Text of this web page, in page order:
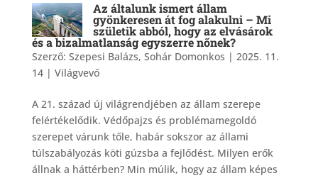
Az általunk ismert állam
gyönkeresen át fog alakulni – Mi
születik abból, hogy az elvásárok
és a bizalmatlanság egyszerre nőnek?
Szerző: Szepesi Balázs, Sohár Domonkos | 2025. 11.
14| Világvevő
A 21. század új világrendjében az állam szerepe
felértékelődik. Védőpajzs és problémamegoldó
szerepet várunk tőle, habár sokszor az állami
túlszabályozás köti gúzsba a fejlődést. Milyen erők
állnak a háttérben? Min múlik, hogy az állam képes